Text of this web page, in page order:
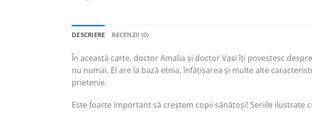
DESCRIERE RECENZII (0)
În această carte, doctor Amalia și doctor Vasi îți povestesc
nu numai. El are la bază etnia, înfățișarea și multe alte
prietenie.
Este foarte important să creștem copii sănătoși! Seriile ilustrate